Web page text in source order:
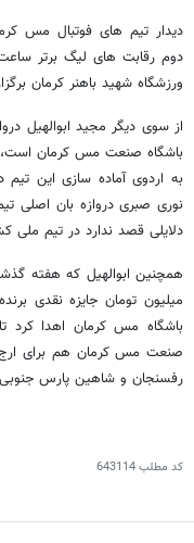
دیدار تیم های فوتبال مس
ورزشگاه شهید باهنر کرمان
از سوی دیگر مجید ابوالهیل
باشگاه صنعت مس کرمان
به اردوی آماده سازی این
نوری صبری دروازه بان اصلی
دلایلی قصد ندارد در تیم ملی
میلیون تومان جایزه نقدی
باشگاه مس کرمان اهدا کرد
صنعت مس کرمان هم برای
رفسنجان و شاهین پارس جنوبی
کد مطلب643114